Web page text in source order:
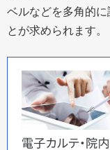
ベルなどを多角的
とが求められます。